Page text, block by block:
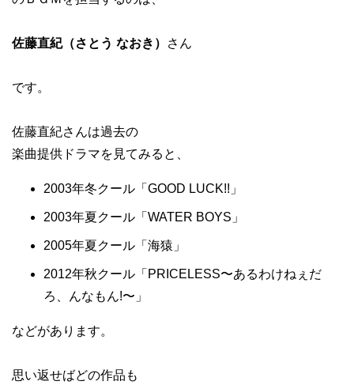
佐藤直紀（さとう なおき） さん
です。
佐藤直紀さんは過去の
楽曲提供ドラマを見てみると、
2003年冬クール「GOOD LUCK!!」
2003年夏クール「WATER BOYS」
2005年夏クール「海猿」
2012年秋クール「PRICELESS〜あるわけねぇだ
ろ、んなもん!〜」
などがあります。
思い返せばどの作品も